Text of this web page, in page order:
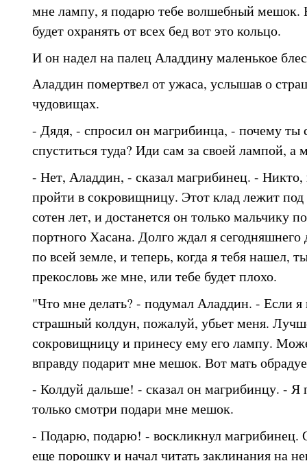
мне лампу, я подарю тебе волшебный мешок.
будет охранять от всех бед вот это кольцо.
И он надел на палец Аладдину маленькое
Аладдин помертвел от ужаса, услышав о
чудовищах.
- Дядя, - спросил он магрибинца, - почему ты
спуститься туда? Иди сам за своей лампой, а
- Нет, Аладдин, - сказал магрибинец. -
пройти в сокровищницу. Этот клад лежит
сотен лет, и достанется он только мальчику
портного Хасана. Долго ждал я сегодняшнего
по всей земле, и теперь, когда я тебя нашел,
прекословь же мне, или тебе будет плохо.
"Что мне делать? - подумал Аладдин. - Если я
страшный колдун, пожалуй, убьет меня.
сокровищницу и принесу ему его лампу.
вправду подарит мне мешок. Вот мать
- Колдуй дальше! - сказал он магрибинцу. - Я
только смотри подари мне мешок.
- Подарю, подарю! - воскликнул магрибинец.
еще порошку и начал читать заклинания на